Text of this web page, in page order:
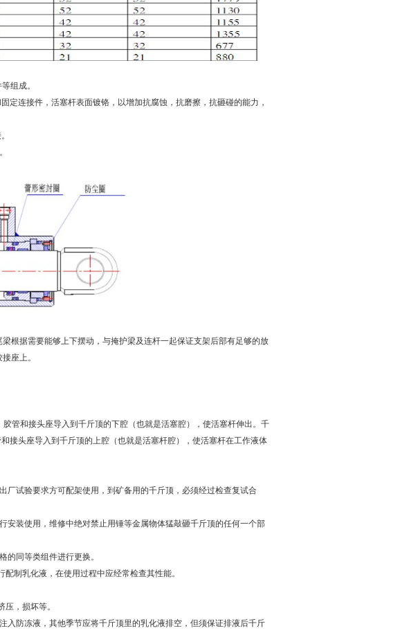
组成。
定连接件，活塞杆表面镀铬，以增加抗腐蚀，抗磨擦，抗砸碰的能力，
根据需要能够上下摆动，与掩护梁及连杆一起保证支架后部有足够的放
座上。
和接头座导入到千斤顶的下腔（也就是活塞腔），使活塞杆伸出。千
接头座导入到千斤顶的上腔（也就是活塞杆腔），使活塞杆在工作液体
厂试验要求方可配架使用，到矿备用的千斤顶，必须经过检查复试合
安装使用，维修中绝对禁止用锤等金属物体猛敲砸千斤顶的任何一个部
的同等类组件进行更换。
配制乳化液，在使用过程中应经常检查其性能。
，损坏等。
入防冻液，其他季节应将千斤顶里的乳化液排空，但须保证排液后千斤